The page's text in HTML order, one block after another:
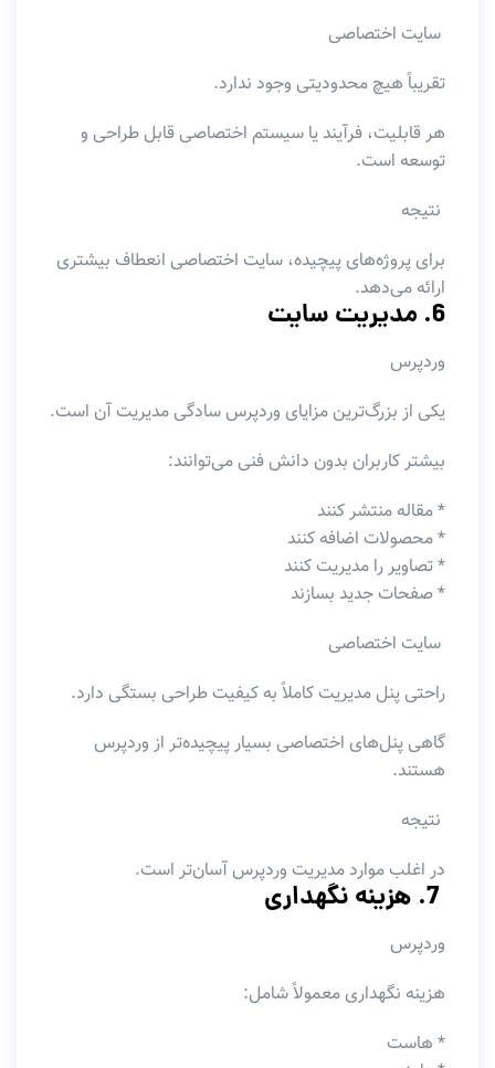
سایت اختصاصی
تقریباً هیچ محدودیتی وجود ندارد.
هر قابلیت، فرآیند یا سیستم اختصاصی قابل طراحی و
توسعه است.
نتیجه
برای پروژه‌های پیچیده، سایت اختصاصی انعطاف بیشتری
ارائه می‌دهد.
6. مدیریت سایت
وردپرس
یکی از بزرگ‌ترین مزایای وردپرس سادگی مدیریت آن است.
بیشتر کاربران بدون دانش فنی می‌توانند:
* مقاله منتشر کنند
* محصولات اضافه کنند
* تصاویر را مدیریت کنند
* صفحات جدید بسازند
سایت اختصاصی
راحتی پنل مدیریت کاملاً به کیفیت طراحی بستگی دارد.
گاهی پنل‌های اختصاصی بسیار پیچیده‌تر از وردپرس
هستند.
نتیجه
در اغلب موارد مدیریت وردپرس آسان‌تر است.
وردپرس
هزینه نگهداری معمولاً شامل:
* هاست